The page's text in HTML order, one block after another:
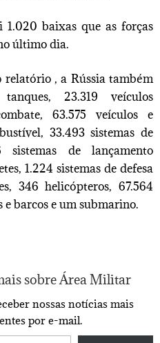
baixas que as forças
último dia.
relatório , a Rússia também
23.319 veículos
63.575 veículos e
33.493 sistemas de
sistemas de lançamento
1.224 sistemas de defesa
346 helicópteros, 67.564
e barcos e um submarino.
sobre Área Militar
nossas notícias mais
por e-mail.